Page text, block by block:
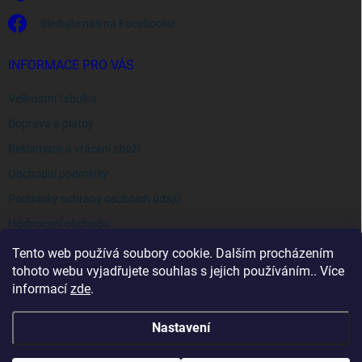
Tento web používá soubory cookie. Dalším procházením
tohoto webu vyjadřujete souhlas s jejich používáním.. Více
informací zde.
Nastavení
Sledujte nás na Facebooku
INFORMACE PRO VÁS
Velikostní tabulka
Doprava a platby
Reklamace a vrácení zboží
Obchodní podmínky
Podmínky ochrany osobních údajů